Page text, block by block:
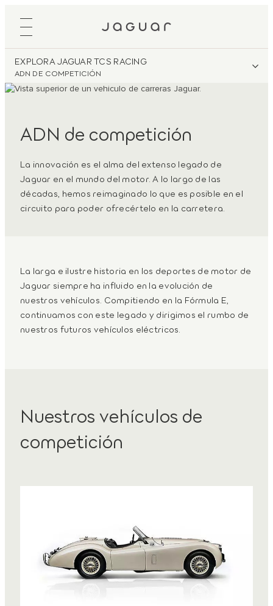
EXPLORA JAGUAR TCS RACING
ADN DE COMPETICIÓN
ADN de competición
La innovación es el alma del extenso legado de
Jaguar en el mundo del motor. A lo largo de las
décadas, hemos reimaginado lo que es posible en el
circuito para poder ofrecértelo en la carretera.
La larga e ilustre historia en los deportes de motor de
Jaguar siempre ha influido en la evolución de
nuestros vehículos. Compitiendo en la Fórmula E,
continuamos con este legado y dirigimos el rumbo de
nuestros futuros vehículos eléctricos.
Nuestros vehículos de
competición